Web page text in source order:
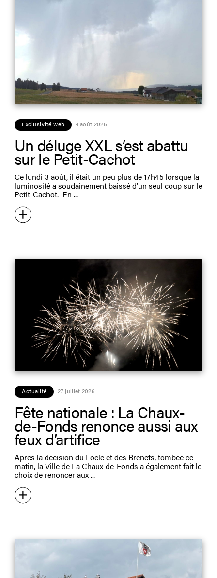
Exclusivité web 4 août 2026
Un déluge XXL s’est abattu
sur le Petit-Cachot
Ce lundi 3 août, il était un peu plus de 17h45 lorsque la
luminosité a soudainement baissé d’un seul coup sur le
Petit-Cachot. En
Actualité 27 juillet 2026
Fête nationale : La Chaux-
de-Fonds renonce aussi aux
feux d’artifice
Après la décision du Locle et des Brenets, tombée ce
matin, la Ville de La Chaux-de-Fonds a également fait le
choix de renoncer aux